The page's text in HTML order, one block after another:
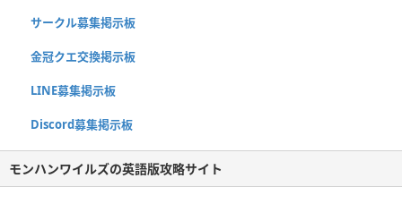
サークル募集掲示板
金冠クエ交換掲示板
LINE募集掲示板
Discord募集掲示板
モンハンワイルズの英語版攻略サイト